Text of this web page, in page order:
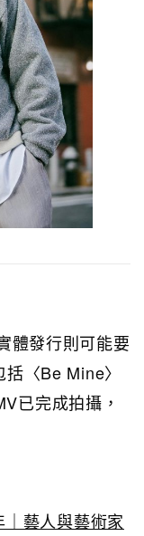
體發行則可能要
〈Be Mine〉
已完成拍攝，
藝人與藝術家